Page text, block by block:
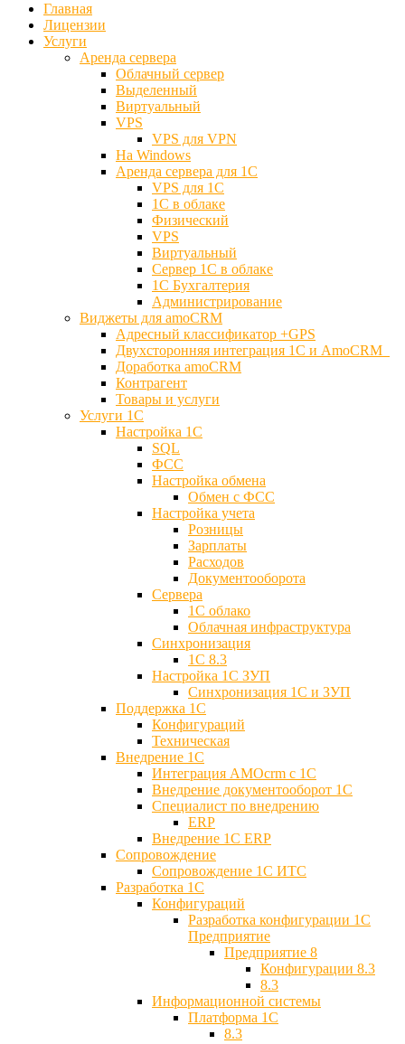
Главная
Лицензии
Услуги
Аренда сервера
Облачный сервер
Выделенный
Виртуальный
VPS
VPS для VPN
На Windows
Аренда сервера для 1С
VPS для 1С
1С в облаке
Физический
VPS
Виртуальный
Сервер 1С в облаке
1С Бухгалтерия
Администрирование
Виджеты для amoCRM
Адресный классификатор +GPS
Двухсторонняя интеграция 1С и AmoCRM
Доработка amoCRM
Контрагент
Товары и услуги
Услуги 1С
Настройка 1С
SQL
ФСС
Настройка обмена
Обмен с ФСС
Настройка учета
Розницы
Зарплаты
Расходов
Документооборота
Сервера
1С облако
Облачная инфраструктура
Синхронизация
1С 8.3
Настройка 1С ЗУП
Синхронизация 1С и ЗУП
Поддержка 1С
Конфигураций
Техническая
Внедрение 1С
Интеграция AMOcrm с 1C
Внедрение документооборот 1С
Специалист по внедрению
ERP
Внедрение 1С ERP
Cопровождение
Cопровождение 1С ИТС
Разработка 1C
Конфигураций
Разработка конфигурации 1С
Предприятие
Предприятие 8
Конфигурации 8.3
8.3
Информационной системы
Платформа 1С
8.3